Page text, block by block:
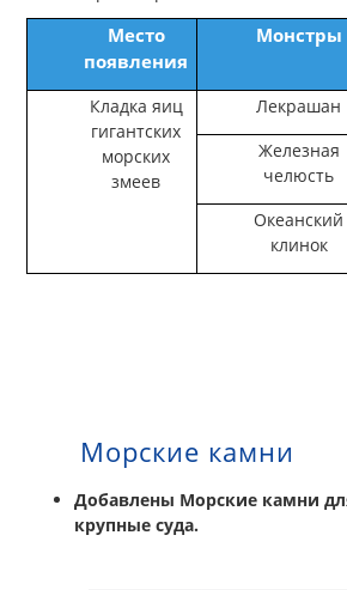
Место
появления
Монстры
Кладка яиц
гигантских
морских
змеев
Лекрашан
Железная
челюсть
Океанский
клинок
Морские камни
Добавлены Морские камни
крупные суда.